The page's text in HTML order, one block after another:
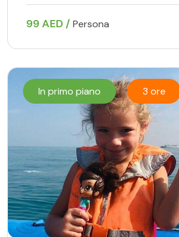
99 AED / Persona
In primo piano 3 ore